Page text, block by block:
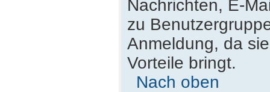
Nachrichten, E-
zu
Anmeldung, da
Vorteile bringt.
Nach oben